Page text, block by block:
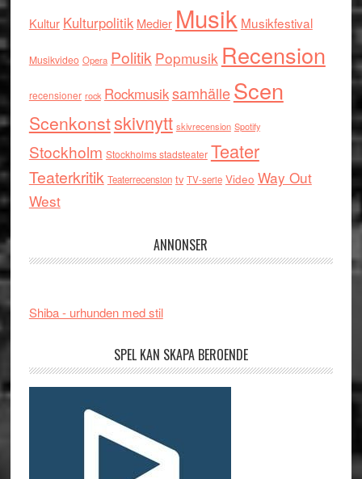
Kultur Kulturpolitik Medier Musik Musikfestival
Musikvideo Opera Politik Popmusik Recension
recensioner rock RockmusiksamhälleScen
Scenkonstskivnytt skivrecension Spotify
Stockholm Stockholms stadsteater Teater
Teaterkritik Teaterrecension tv TV-serie Video Way Out
West
ANNONSER
Shiba - urhunden med stil
SPEL KAN SKAPA BEROENDE